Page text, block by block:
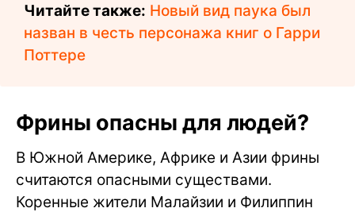
Читайте также: Новый вид паука был
назван в честь персонажа книг о Гарри
Поттере
Фрины опасны для людей?
В Южной Америке, Африке и Азии фрины
считаются опасными существами.
Коренные жители Малайзии и Филиппин